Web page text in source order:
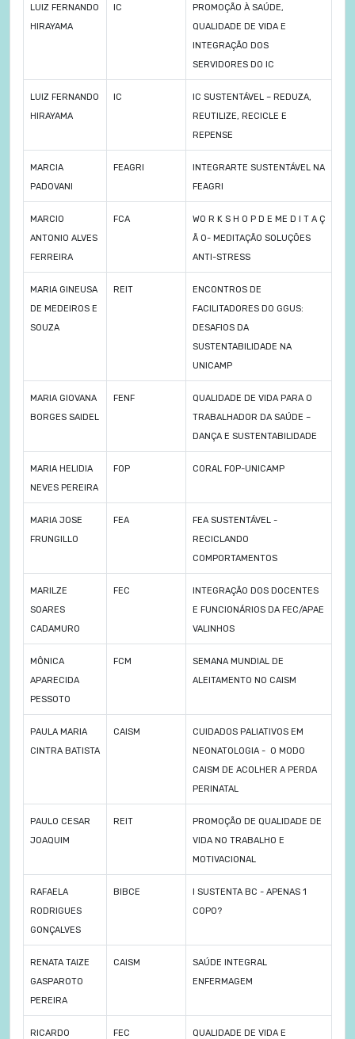
LUIZ FERNANDO
HIRAYAMA
IC
PROMOÇÃO À SAÚDE,
QUALIDADE DE VIDA E
INTEGRAÇÃO DOS
SERVIDORES DO IC
LUIZ FERNANDO
HIRAYAMA
IC
IC SUSTENTÁVEL – REDUZA,
REUTILIZE, RECICLE E
REPENSE
MARCIA
PADOVANI
FEAGRI
INTEGRARTE SUSTENTÁVEL NA
FEAGRI
MARCIO
ANTONIO ALVES
FERREIRA
FCA
WO R K S H O P D E ME D I T A Ç
Ã O- MEDITAÇÃO SOLUÇÕES
ANTI-STRESS
MARIA GINEUSA
DE MEDEIROS E
SOUZA
REIT
ENCONTROS DE
FACILITADORES DO GGUS:
DESAFIOS DA
SUSTENTABILIDADE NA
UNICAMP
MARIA GIOVANA
BORGES SAIDEL
FENF
QUALIDADE DE VIDA PARA O
TRABALHADOR DA SAÚDE –
DANÇA E SUSTENTABILIDADE
MARIA HELIDIA
NEVES PEREIRA
FOP CORAL FOP-UNICAMP
MARIA JOSE
FRUNGILLO
FEA
FEA SUSTENTÁVEL -
RECICLANDO
COMPORTAMENTOS
MARILZE
SOARES
CADAMURO
FEC
INTEGRAÇÃO DOS DOCENTES
E FUNCIONÁRIOS DA FEC/APAE
VALINHOS
MÔNICA
APARECIDA
PESSOTO
FCM
SEMANA MUNDIAL DE
ALEITAMENTO NO CAISM
PAULA MARIA
CINTRA BATISTA
CAISM
CUIDADOS PALIATIVOS EM
NEONATOLOGIA - O MODO
CAISM DE ACOLHER A PERDA
PERINATAL
PAULO CESAR
JOAQUIM
REIT
PROMOÇÃO DE QUALIDADE DE
VIDA NO TRABALHO E
MOTIVACIONAL
RAFAELA
RODRIGUES
GONÇALVES
BIBCE
I SUSTENTA BC - APENAS 1
COPO?
RENATA TAIZE
GASPAROTO
PEREIRA
CAISM
SAÚDE INTEGRAL
ENFERMAGEM
RICARDO
FEC
QUALIDADE DE VIDA E